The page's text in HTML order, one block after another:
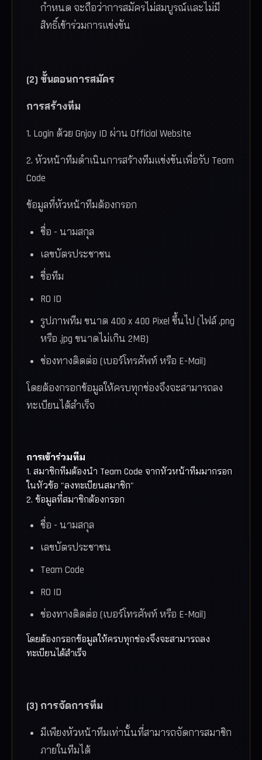
กำหนด จะถือว่าการสมัครไม่สมบูรณ์และไม่มี
สิทธิ์เข้าร่วมการแข่งขัน
(2) ขั้นตอนการสมัคร
การสร้างทีม
1. Login ด้วย Gnjoy ID ผ่าน Official Website
2. หัวหน้าทีมดำเนินการสร้างทีมแข่งขันเพื่อรับ Team
Code
ข้อมูลที่หัวหน้าทีมต้องกรอก
ชื่อ - นามสกุล
เลขบัตรประชาชน
ชื่อทีม
RO ID
รูปภาพทีม ขนาด 400 x 400 Pixel ขึ้นไป (ไฟล์ .png
หรือ .jpg ขนาดไม่เกิน 2MB)
ช่องทางติดต่อ (เบอร์โทรศัพท์ หรือ E-Mail)
โดยต้องกรอกข้อมูลให้ครบทุกช่องจึงจะสามารถลง
ทะเบียนได้สำเร็จ
การเข้าร่วมทีม
1. สมาชิกทีมต้องนำ Team Code จากหัวหน้าทีมมากรอก
ในหัวข้อ "ลงทะเบียนสมาชิก"
2. ข้อมูลที่สมาชิกต้องกรอก
ชื่อ - นามสกุล
เลขบัตรประชาชน
Team Code
RO ID
ช่องทางติดต่อ (เบอร์โทรศัพท์ หรือ E-Mail)
โดยต้องกรอกข้อมูลให้ครบทุกช่องจึงจะสามารถลง
ทะเบียนได้สำเร็จ
(3) การจัดการทีม
มีเพียงหัวหน้าทีมเท่านั้นที่สามารถจัดการสมาชิก
ภายในทีมได้